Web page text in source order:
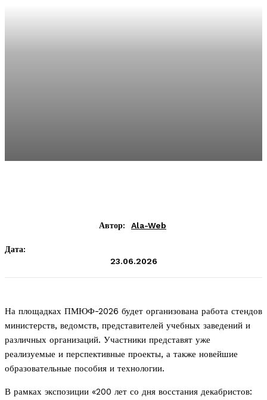
Автор: Ala-Web
Дата:
23.06.2026
На площадках ПМЮФ-2026 будет организована работа стендов
министерств, ведомств, представителей учебных заведений и
различных организаций. Участники представят уже
реализуемые и перспективные проекты, а также новейшие
образовательные пособия и технологии.
В рамках экспозиции «200 лет со дня восстания декабристов: